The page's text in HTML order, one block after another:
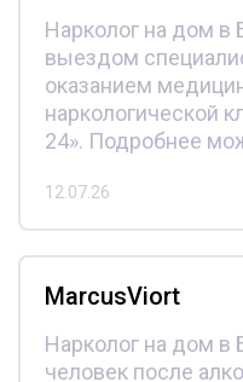
Нарколог на дом
выездом
оказанием
наркологической
24». Подробнее
12.07.26
MarcusViort
Нарколог на дом в
человек после